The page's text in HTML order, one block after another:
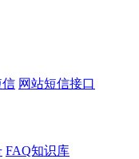
信 网站短信接口
FAQ知识库